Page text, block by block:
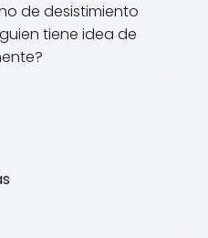
de desistimiento
tiene idea de